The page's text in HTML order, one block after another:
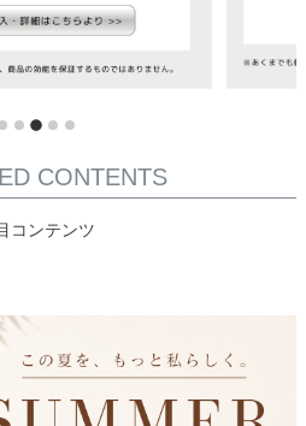
CONTENTS
コンテンツ